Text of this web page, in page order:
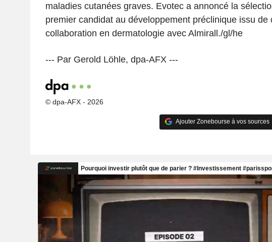
maladies cutanées graves. Evotec a annoncé la
premier candidat au développement préclinique issu de
collaboration en dermatologie avec Almirall./gl/he
--- Par Gerold Löhle, dpa-AFX ---
© dpa-AFX - 2026
Ajouter Zonebourse à vos sources